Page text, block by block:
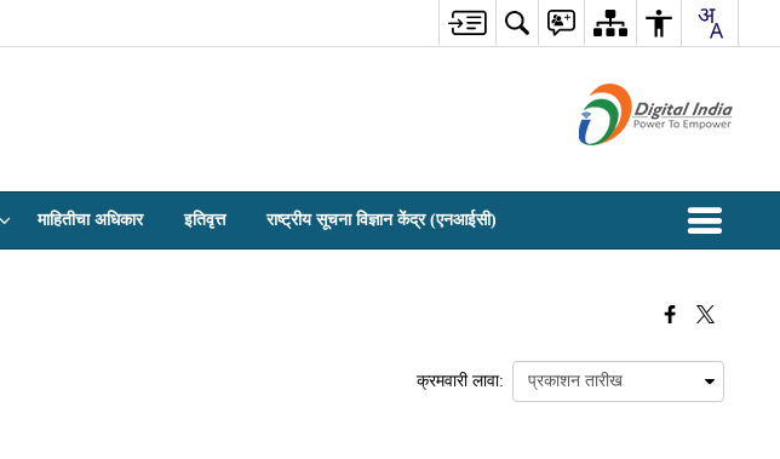
माहितीचा अधिकार इतिवृत्त राष्ट्रीय सूचना विज्ञान केंद्र (एनआईसी)
क्रमवारी लावा: